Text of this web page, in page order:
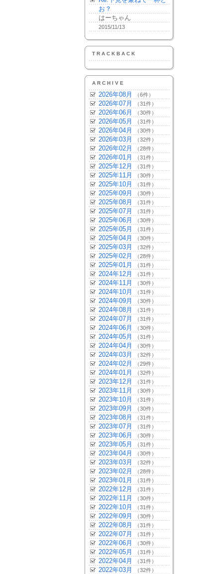
お？
はーちゃん
2015/11/13
TRACKBACK
ARCHIVE
2026年08月 （6件）
2026年07月 （31件）
2026年06月 （30件）
2026年05月 （31件）
2026年04月 （30件）
2026年03月 （32件）
2026年02月 （28件）
2026年01月 （31件）
2025年12月 （31件）
2025年11月 （30件）
2025年10月 （31件）
2025年09月 （30件）
2025年08月 （31件）
2025年07月 （31件）
2025年06月 （30件）
2025年05月 （31件）
2025年04月 （30件）
2025年03月 （32件）
2025年02月 （28件）
2025年01月 （31件）
2024年12月 （31件）
2024年11月 （30件）
2024年10月 （31件）
2024年09月 （30件）
2024年08月 （31件）
2024年07月 （31件）
2024年06月 （30件）
2024年05月 （31件）
2024年04月 （30件）
2024年03月 （32件）
2024年02月 （29件）
2024年01月 （32件）
2023年12月 （31件）
2023年11月 （30件）
2023年10月 （31件）
2023年09月 （30件）
2023年08月 （31件）
2023年07月 （31件）
2023年06月 （30件）
2023年05月 （31件）
2023年04月 （30件）
2023年03月 （32件）
2023年02月 （28件）
2023年01月 （31件）
2022年12月 （31件）
2022年11月 （30件）
2022年10月 （31件）
2022年09月 （30件）
2022年08月 （31件）
2022年07月 （31件）
2022年06月 （30件）
2022年05月 （31件）
2022年04月 （31件）
2022年03月 （32件）